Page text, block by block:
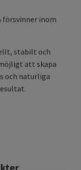
inom
stabilt och
att skapa
och naturliga